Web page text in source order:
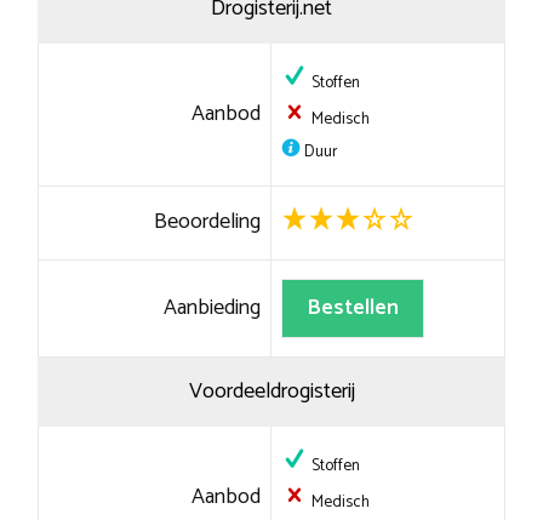
Drogisterij.net
Aanbod
Stoffen
Medisch
Duur
Beoordeling
Aanbieding Bestellen
Voordeeldrogisterij
Aanbod
Stoffen
Medisch